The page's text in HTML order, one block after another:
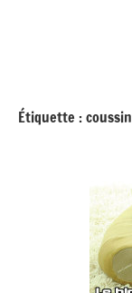
Étiquette :coussin